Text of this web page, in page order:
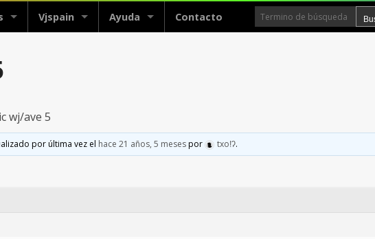
Vjspain Ayuda Contacto
wj/ave 5
por última vez el hace 21 años, 5 mesespor txoǃʔ.